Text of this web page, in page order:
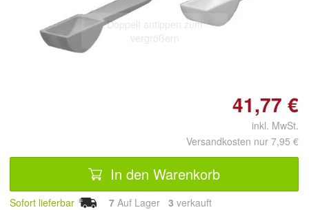
Doppelt antippen zum
vergrößern
41,77 €
inkl. MwSt.
Versandkosten nur 7,95 €
In den Warenkorb
Sofort lieferbar 7 Auf Lager 3 verkauft